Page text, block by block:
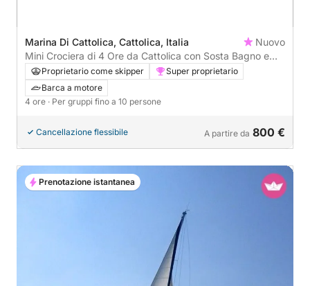
Marina Di Cattolica, Cattolica, Italia
Nuovo
Mini Crociera di 4 Ore da Cattolica con Sosta Bagno e
Prosecco
Proprietario come skipper
Super proprietario
Barca a motore
4 ore · Per gruppi fino a 10 persone
Cancellazione flessibile A partire da 800 €
Prenotazione istantanea